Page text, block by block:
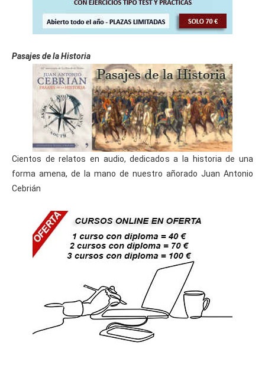
Pasajes de la Historia
Cientos de relatos en audio, dedicados a la historia de una
forma amena, de la mano de nuestro añorado Juan Antonio
Cebrián